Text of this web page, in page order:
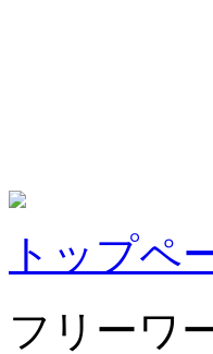
トップペ
フリーワ